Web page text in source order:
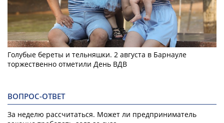
Голубые береты и тельняшки. 2 августа в Барнауле
торжественно отметили День ВДВ
ВОПРОС-ОТВЕТ
За неделю рассчитаться. Может ли предприниматель